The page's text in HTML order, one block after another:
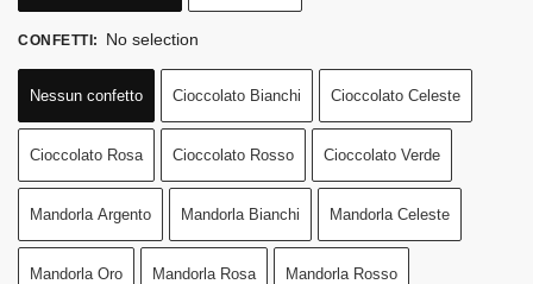
CONFETTI: No selection
Nessun confetto Cioccolato Bianchi Cioccolato Celeste
Cioccolato Rosa Cioccolato Rosso Cioccolato Verde
Mandorla Argento Mandorla Bianchi Mandorla Celeste
Mandorla Oro Mandorla Rosa Mandorla Rosso